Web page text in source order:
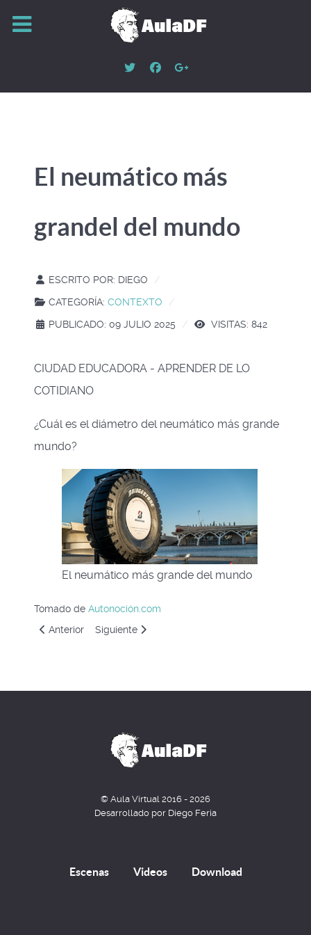
El neumático más
grandel del mundo
ESCRITO POR: DIEGO
CATEGORÍA: CONTEXTO
PUBLICADO: 09 JULIO 2025
VISITAS: 842
CIUDAD EDUCADORA - APRENDER DE LO
COTIDIANO
¿Cuál es el diámetro del neumático más grande
mundo?
El neumático más grande del mundo
Tomado de Autonoción.com
Artículo anterior: El podio en la vuelta a Francia
Anterior Artículo siguiente: ¿Cómo calcular el ancho
Siguiente
© Aula Virtual 2016 - 2026
Desarrollado por Diego Feria
Escenas Videos Download